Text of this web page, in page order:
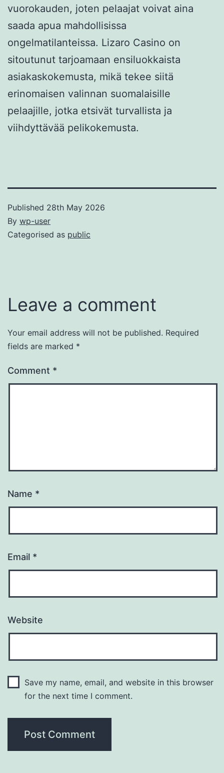
vuorokauden, joten pelaajat voivat aina
saada apua mahdollisissa
ongelmatilanteissa. Lizaro Casino on
sitoutunut tarjoamaan ensiluokkaista
asiakaskokemusta, mikä tekee siitä
erinomaisen valinnan suomalaisille
pelaajille, jotka etsivät turvallista ja
viihdyttävää pelikokemusta.
Published 28th May 2026
By wp-user
Categorised as public
Leave a comment
Your email address will not be published. Required
fields are marked *
Comment *
Name *
Email *
Website
Save my name, email, and website in this browser
for the next time I comment.